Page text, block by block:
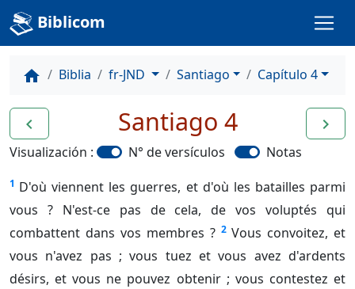
Biblicom
home Biblia fr-JND Santiago Capítulo 4
navigate_before navigate_next
Santiago 4
Visualización : N° de versículos Notas
1 D'où viennent les guerres, et d'où les batailles parmi
vous ? N'est-ce pas de cela, de vos voluptés qui
combattent dans vos membres ? 2 Vous convoitez, et
vous n'avez pas ; vous tuez et vous avez d'ardents
désirs, et vous ne pouvez obtenir ; vous contestez et